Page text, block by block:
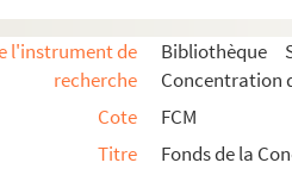
l'instrument de
recherche
Bibliothèque
Concentration
Cote
FCM
Titre
Fonds de la
Bouheret, A. & Cie